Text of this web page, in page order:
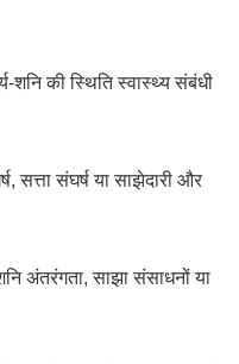
शनि की स्थिति स्वास्थ्य संबंधी
सत्ता संघर्ष या साझेदारी और
अंतरंगता, साझा संसाधनों या